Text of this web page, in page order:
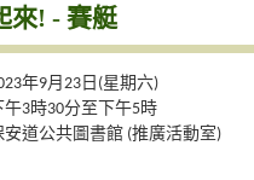
來! - 賽艇
年9月23日(星期六)
午3時30分至下午5時
安道公共圖書館 (推廣活動室)